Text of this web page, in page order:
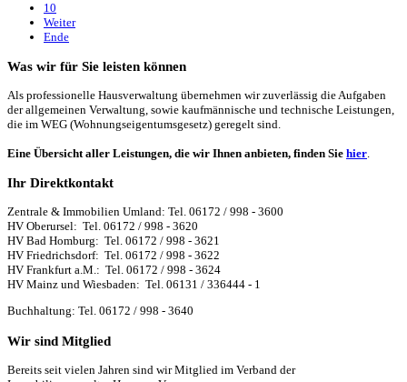
10
Weiter
Ende
Was wir für Sie leisten können
Als professionelle Hausverwaltung übernehmen wir zuverlässig die Aufgaben
der allgemeinen Verwaltung, sowie kaufmännische und technische Leistungen,
die im WEG (Wohnungseigentumsgesetz) geregelt sind.
Eine Übersicht aller Leistungen, die wir Ihnen anbieten, finden Sie hier.
Ihr Direktkontakt
Zentrale & Immobilien Umland: Tel. 06172 / 998 - 3600
HV Oberursel: Tel. 06172 / 998 - 3620
HV Bad Homburg: Tel. 06172 / 998 - 3621
HV Friedrichsdorf: Tel. 06172 / 998 - 3622
HV Frankfurt a.M.: Tel. 06172 / 998 - 3624
HV Mainz und Wiesbaden: Tel. 06131 / 336444 - 1
Buchhaltung: Tel. 06172 / 998 - 3640
Wir sind Mitglied
Bereits seit vielen Jahren sind wir Mitglied im Verband der